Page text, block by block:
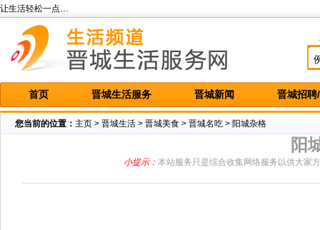
让生活轻松一点…
首页 晋城生活服务 晋城新闻 晋城招聘
您当前的位置： 主页 > 晋城生活 > 晋城美食 > 晋城名吃 > 阳城杂格
阳
小提示： 本站服务只是综合收集网络服务以供大家